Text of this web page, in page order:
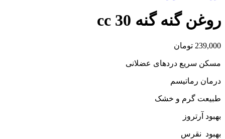
روغن گنه گنه 30 cc
239,000 تومان
مسکن سریع دردهای عضلانی
درمان رماتیسم
طبیعت گرم و خشک
بهبود آرتروز
بهبود نقرس